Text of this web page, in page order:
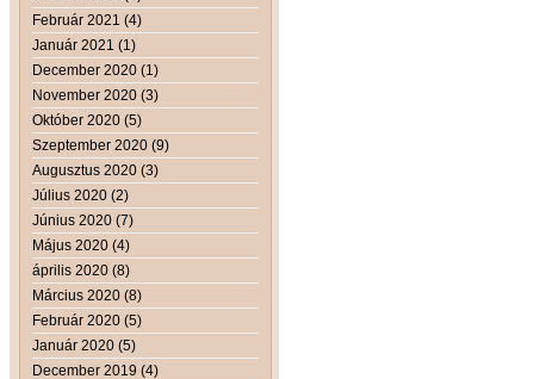
Február 2021 (4)
Január 2021 (1)
December 2020 (1)
November 2020 (3)
Október 2020 (5)
Szeptember 2020 (9)
Augusztus 2020 (3)
Július 2020 (2)
Június 2020 (7)
Május 2020 (4)
április 2020 (8)
Március 2020 (8)
Február 2020 (5)
Január 2020 (5)
December 2019 (4)